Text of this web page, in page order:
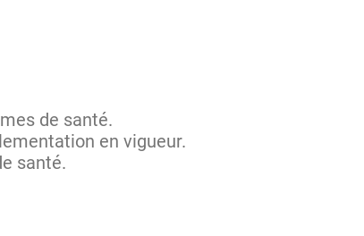
de santé.
en vigueur.
santé.